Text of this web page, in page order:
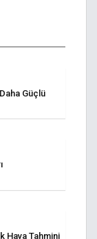
Güçlü
Hava Tahmini